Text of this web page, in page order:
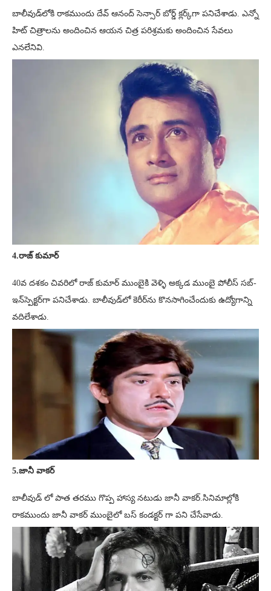
బాలీవుడ్‌లోకి రాకముందు దేవ్ ఆనంద్ సెన్సార్ బోర్డ్ క్లర్క్‌గా పనిచేశాడు. ఎన్నో
హిట్ చిత్రాలను అందించిన ఆయన చిత్ర పరిశ్రమకు అందించిన సేవలు
ఎనలేనివి.
4.రాజ్ కుమార్
40వ దశకం చివరిలో రాజ్ కుమార్ ముంబైకి వెళ్ళి అక్కడ ముంబై పోలీస్ సబ్-
ఇన్‌స్పెక్టర్‌గా పనిచేశాడు. బాలీవుడ్‌లో కెరీర్‌ను కొనసాగించేందుకు ఉద్యోగాన్ని
వదిలేశాడు.
5.జానీ వాకర్
బాలీవుడ్ లో పాత తరము గొప్ప హాస్య నటుడు జానీ వాకర్.సినిమాల్లోకి
రాకముందు జానీ వాకర్ ముంబైలో బస్ కండక్టర్ గా పని చేసేవాడు.